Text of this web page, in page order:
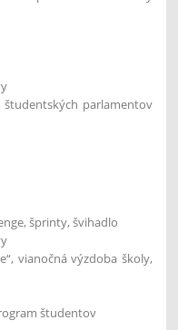
parlamentov
šprinty, švihadlo
vianočná výzdoba školy,
študentov